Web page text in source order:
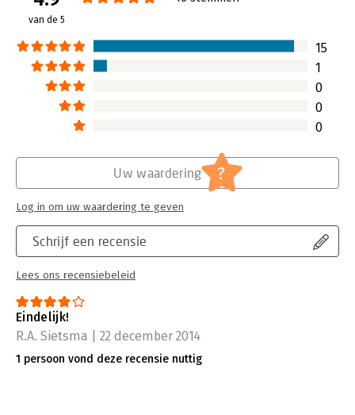
terugkomen en waarmee je echte
gedragsverandering kunt waarmaken,
zo schrijft Seykens.
Lees verder
van de 5
15
1
0
0
0
Schrijf een recensie
Lees ons recensiebeleid
Uw waardering ?
Log in om uw waardering te geven
Eindelijk!
R.A. Sietsma | 22 december 2014
1 persoon vond deze recensie nuttig